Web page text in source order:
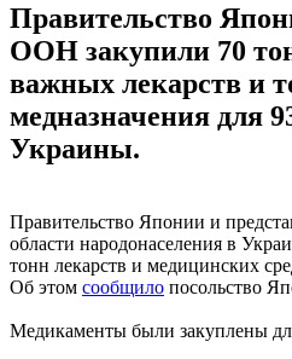
Правительство
ООН закупили 70
важных лекарств и
медназначения для
Украины.
Правительство Японии и
области народонаселения в
тонн лекарств и медицинских
Об этом сообщило посольство
Медикаменты были закуплены